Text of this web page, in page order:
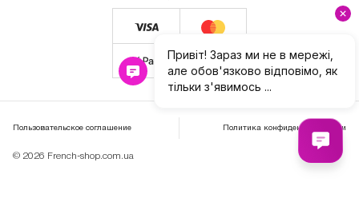
© 2026 French-shop.com.ua
Пользовательское соглашение Политика конфиденциальности